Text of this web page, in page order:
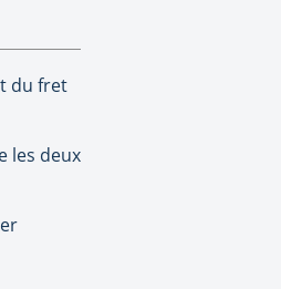
du fret
les deux